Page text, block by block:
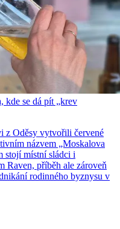
kde se dá pít „krev
z Oděsy vytvořili červené
názvem „Moskalova
stojí místní sládci i
Raven, příběh ale zároveň
rodinného byznysu v